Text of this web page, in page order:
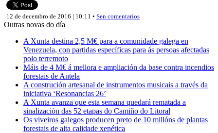
12 de decembro de 2016 | 10:11 • Sen comentarios
Outras novas do día
A Xunta destina 2,5 M€ para a comunidade galega en
Venezuela, con partidas específicas para ás persoas afectadas
polo terremoto
Máis de 4 M€ á mellora e ampliación da base contra incendios
forestais de Antela
A construción artesanal de instrumentos musicais a través da
iniciativa ‘Resonancias 26’
A Xunta avanza que esta semana quedará rematada a
sinalización das 52 etapas do Camiño do Litoral
Os viveiros galegos producen preto de 10 millóns de plantas
forestais de alta calidade xenética